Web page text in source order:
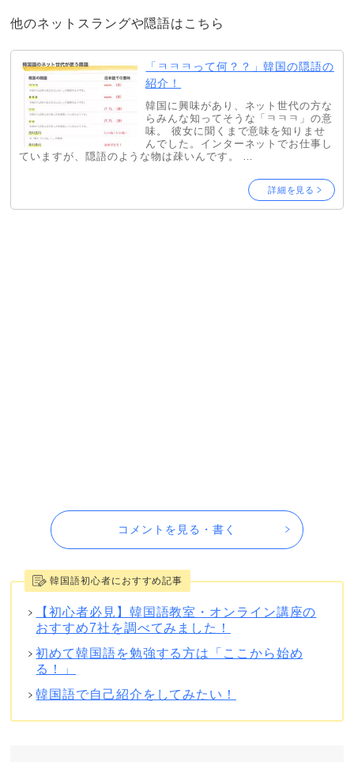
他のネットスラングや隠語はこちら
「ㅋㅋㅋって何？？」韓国の隠語の
紹介！
韓国に興味があり、ネット世代の方な
らみんな知ってそうな「ㅋㅋㅋ」の意
味。 彼女に聞くまで意味を知りませ
んでした。インターネットでお仕事し
ていますが、隠語のような物は疎いんです。 …
詳細を見る
コメントを見る・書く
韓国語初心者におすすめ記事
【初心者必見】韓国語教室・オンライン講座の
おすすめ7社を調べてみました！
初めて韓国語を勉強する方は「ここから始め
る！」
韓国語で自己紹介をしてみたい！